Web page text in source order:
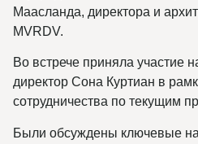
Маасланда, директора и
MVRDV.
Во встрече приняла участие
директор Сона Куртиан в
сотрудничества по текущим
Были обсуждены ключевые